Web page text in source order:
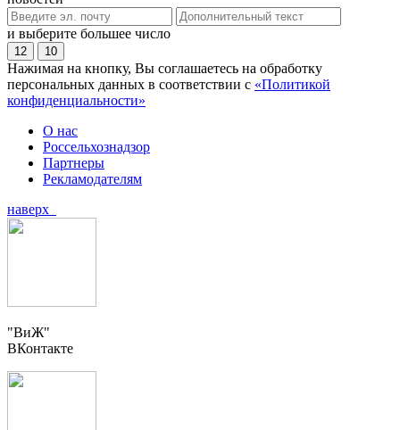
и выберите большее число
12 10
Нажимая на кнопку, Вы соглашаетесь на обработку
персональных данных в соответствии с «Политикой
конфиденциальности»
О нас
Россельхознадзор
Партнеры
Рекламодателям
наверх
"ВиЖ"
ВКонтакте